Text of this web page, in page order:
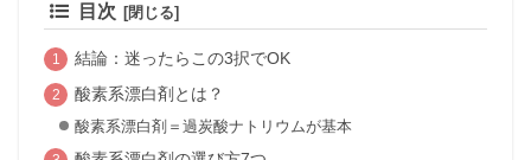
目次
結論：迷ったらこの3択でOK
酸素系漂白剤とは？
酸素系漂白剤＝過炭酸ナトリウムが基本